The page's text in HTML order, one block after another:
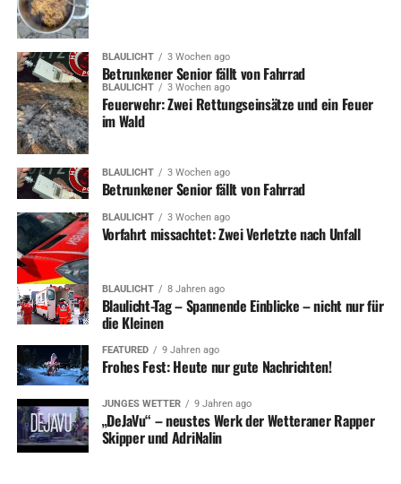
BLAULICHT 3 Wochen ago
Betrunkener Senior fällt von Fahrrad
BLAULICHT 3 Wochen ago
Feuerwehr: Zwei Rettungseinsätze und ein Feuer
im Wald
BLAULICHT 3 Wochen ago
Betrunkener Senior fällt von Fahrrad
BLAULICHT 3 Wochen ago
Vorfahrt missachtet: Zwei Verletzte nach Unfall
BLAULICHT 8 Jahren ago
Blaulicht-Tag – Spannende Einblicke – nicht nur für
die Kleinen
FEATURED 9 Jahren ago
Frohes Fest: Heute nur gute Nachrichten!
JUNGES WETTER 9 Jahren ago
„DeJaVu“ – neustes Werk der Wetteraner Rapper
Skipper und AdriNalin